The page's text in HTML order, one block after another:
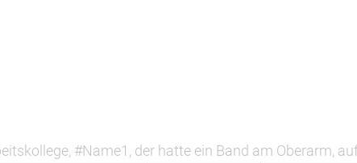
#Name1, der hatte ein Band am Oberarm,